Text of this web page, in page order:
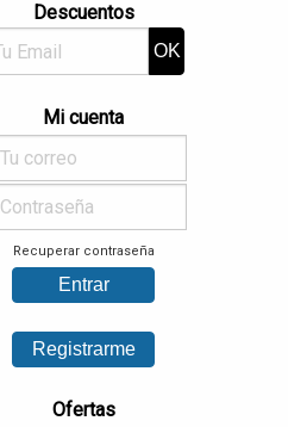
Descuentos
Mi cuenta
Recuperar contraseña
Ofertas